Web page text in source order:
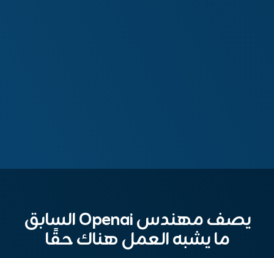
يصف مهندس Openai السابق
ما يشبه العمل هناك حقًا